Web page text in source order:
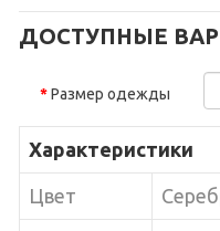
ДОСТУПНЫЕ
Размер одежды
Характеристики
Цвет